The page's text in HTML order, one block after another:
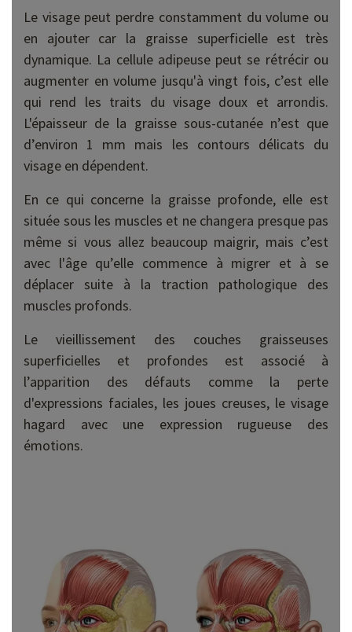
Le visage peut perdre constamment du volume ou
en ajouter car la graisse superficielle est très
dynamique. La cellule adipeuse peut se rétrécir ou
augmenter en volume jusqu'à vingt fois, c’est elle
qui rend les traits du visage doux et arrondis.
L'épaisseur de la graisse sous-cutanée n’est que
d’environ 1 mm mais les contours délicats du
visage en dépendent.
En ce qui concerne la graisse profonde, elle est
située sous les muscles et ne changera presque pas
même si vous allez beaucoup maigrir, mais c’est
avec l'âge qu’elle commence à migrer et à se
déplacer suite à la traction pathologique des
muscles profonds.
Le vieillissement des couches graisseuses
superficielles et profondes est associé à
l’apparition des défauts comme la perte
d'expressions faciales, les joues creuses, le visage
hagard avec une expression rugueuse des
émotions.